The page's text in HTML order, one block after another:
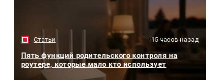
Статьи 15 часов назад
Пять функций родительского контроля на
роутере, которые мало кто использует